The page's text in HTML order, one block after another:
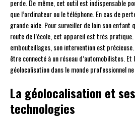
perde. De même, cet outil est indispensable
que l’ordinateur ou le téléphone. En cas de
grande aide. Pour surveiller de loin son enfant
route de l’école, cet appareil est très pratique.
embouteillages, son intervention est
être connecté à un réseau d’automobilistes. Et
géolocalisation dans le monde professionnel
La géolocalisation et
technologies